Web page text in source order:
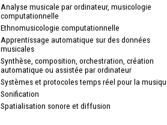
Analyse musicale par ordinateur, musicologie
computationnelle
Ethnomusicologie computationnelle
Apprentissage automatique sur des données
musicales
Synthèse, composition, orchestration, création
automatique ou assistée par ordinateur
Systèmes et protocoles temps réel pour la
Sonification
Spatialisation sonore et diffusion